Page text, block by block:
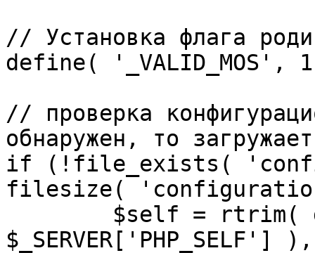
// Установка флага
define( '_VALID_MOS',
// проверка
обнаружен, то
if (!file_exists(
filesize(